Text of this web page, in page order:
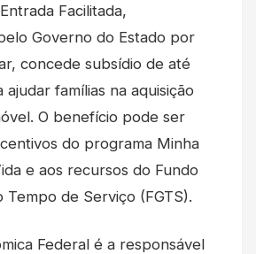
Facilitada,
Governo do Estado por
concede subsídio de até
ajudar famílias na aquisição
O benefício pode ser
do programa Minha
e aos recursos do Fundo
Tempo de Serviço (FGTS).
Federal é a responsável